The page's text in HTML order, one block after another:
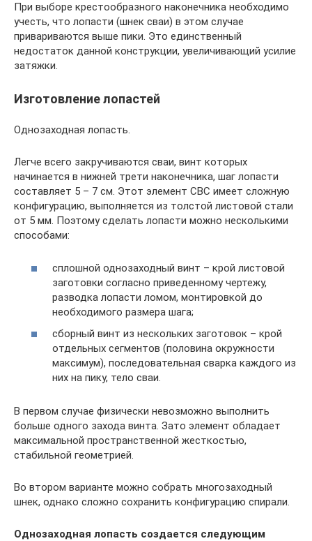
При выборе крестообразного наконечника необходимо
учесть, что лопасти (шнек сваи) в этом случае
привариваются выше пики. Это единственный
недостаток данной конструкции, увеличивающий усилие
затяжки.
Изготовление лопастей
Однозаходная лопасть.
Легче всего закручиваются сваи, винт которых
начинается в нижней трети наконечника, шаг лопасти
составляет 5 – 7 см. Этот элемент СВС имеет сложную
конфигурацию, выполняется из толстой листовой стали
от 5 мм. Поэтому сделать лопасти можно несколькими
способами:
сплошной однозаходный винт – крой листовой
заготовки согласно приведенному чертежу,
разводка лопасти ломом, монтировкой до
необходимого размера шага;
сборный винт из нескольких заготовок – крой
отдельных сегментов (половина окружности
максимум), последовательная сварка каждого из
них на пику, тело сваи.
В первом случае физически невозможно выполнить
больше одного захода винта. Зато элемент обладает
максимальной пространственной жесткостью,
стабильной геометрией.
Во втором варианте можно собрать многозаходный
шнек, однако сложно сохранить конфигурацию спирали.
Однозаходная лопасть создается следующим